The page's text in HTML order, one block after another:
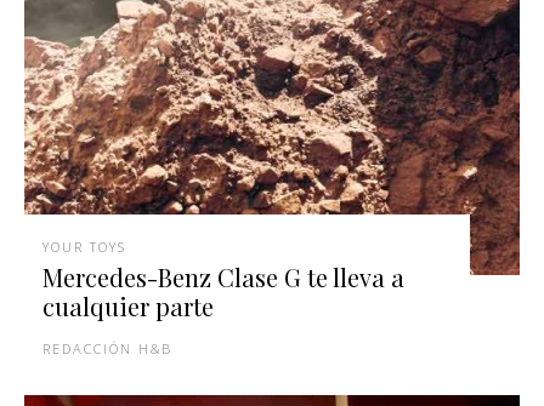
YOUR TOYS
Mercedes-Benz Clase G te lleva a
cualquier parte
REDACCIÓN H&B